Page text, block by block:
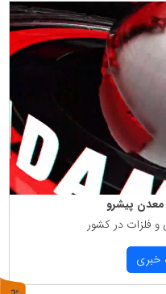
معدن پیشرو
و فلزات در كشور
خبری